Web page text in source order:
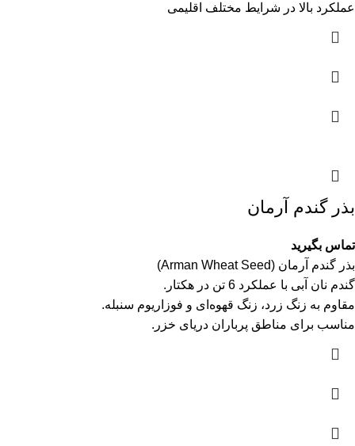
عملکرد بالا در شرایط مختلف اقلیمی
بذر گندم آرمان
تماس بگیرید
بذر گندم آرمان (Arman Wheat Seed)
گندم نان آبی با عملکرد 6 تن در هکتار.
مقاوم به زنگ زرد، زنگ قهوه‌ای و فوزاریوم سنبله.
مناسب برای مناطق پرباران دریای خزر.